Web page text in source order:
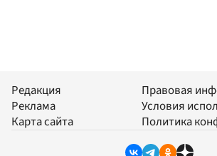
Редакция
Реклама
Карта сайта
Правовая
Условия
Политика